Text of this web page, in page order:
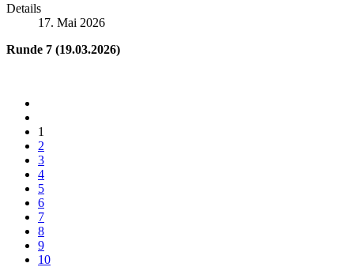
Details
17. Mai 2026
Runde 7 (19.03.2026)
1
2
3
4
5
6
7
8
9
10